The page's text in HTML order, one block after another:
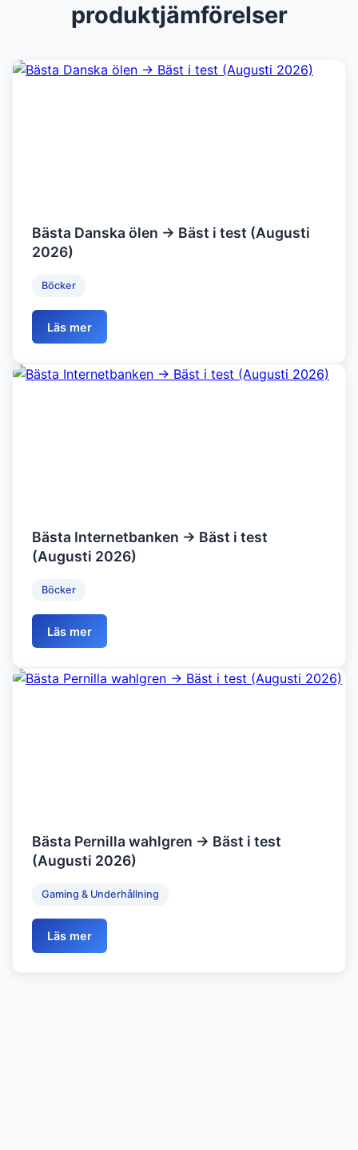
produktjämförelser
Bästa Danska ölen → Bäst i test (Augusti
2026)
Böcker
Läs mer
Bästa Internetbanken → Bäst i test
(Augusti 2026)
Böcker
Läs mer
Bästa Pernilla wahlgren → Bäst i test
(Augusti 2026)
Gaming & Underhållning
Läs mer